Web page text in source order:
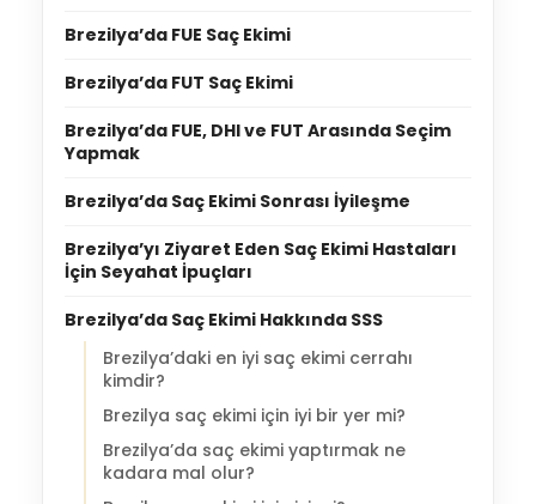
Brezilya’da FUE Saç Ekimi
Brezilya’da FUT Saç Ekimi
Brezilya’da FUE, DHI ve FUT Arasında Seçim
Yapmak
Brezilya’da Saç Ekimi Sonrası İyileşme
Brezilya’yı Ziyaret Eden Saç Ekimi Hastaları
İçin Seyahat İpuçları
Brezilya’da Saç Ekimi Hakkında SSS
Brezilya’daki en iyi saç ekimi cerrahı
kimdir?
Brezilya saç ekimi için iyi bir yer mi?
Brezilya’da saç ekimi yaptırmak ne
kadara mal olur?